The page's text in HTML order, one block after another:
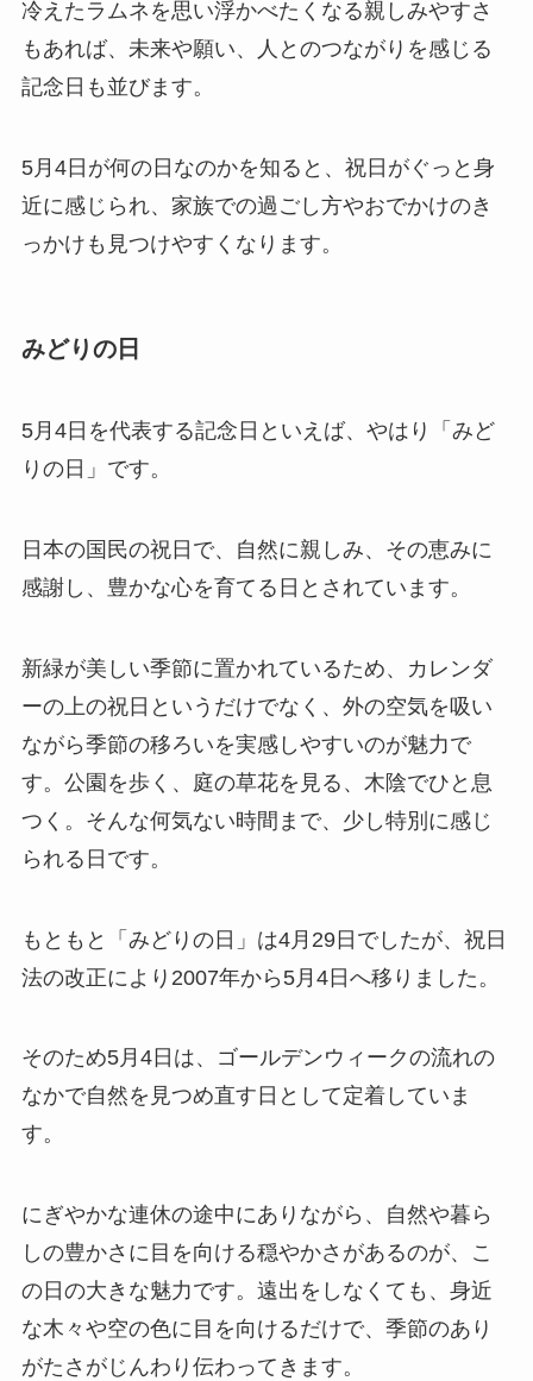
冷えたラムネを思い浮かべたくなる親しみやすさ
もあれば、未来や願い、人とのつながりを感じる
記念日も並びます。
5月4日が何の日なのかを知ると、祝日がぐっと身
近に感じられ、家族での過ごし方やおでかけのき
っかけも見つけやすくなります。
みどりの日
5月4日を代表する記念日といえば、やはり「みど
りの日」です。
日本の国民の祝日で、自然に親しみ、その恵みに
感謝し、豊かな心を育てる日とされています。
新緑が美しい季節に置かれているため、カレンダ
ーの上の祝日というだけでなく、外の空気を吸い
ながら季節の移ろいを実感しやすいのが魅力で
す。公園を歩く、庭の草花を見る、木陰でひと息
つく。そんな何気ない時間まで、少し特別に感じ
られる日です。
もともと「みどりの日」は4月29日でしたが、祝日
法の改正により2007年から5月4日へ移りました。
そのため5月4日は、ゴールデンウィークの流れの
なかで自然を見つめ直す日として定着していま
す。
にぎやかな連休の途中にありながら、自然や暮ら
しの豊かさに目を向ける穏やかさがあるのが、こ
の日の大きな魅力です。遠出をしなくても、身近
な木々や空の色に目を向けるだけで、季節のあり
がたさがじんわり伝わってきます。